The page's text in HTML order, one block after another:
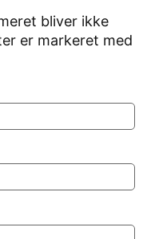
bliver ikke
er markeret med